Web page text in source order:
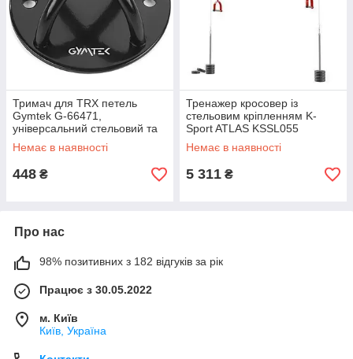
Тримач для TRX петель
Gymtek G-66471,
універсальний стельовий та
настінний GoodPlace -worry-
free-shopping-
Немає в наявності
448 ₴
Тренажер кросовер із
стельовим кріпленням K-
Sport ATLAS KSSL055
GoodPlace -worry-free-
shopping-
Немає в наявності
5 311 ₴
Про нас
98% позитивних з 182 відгуків за рік
Працює з 30.05.2022
м. Київ
Київ, Україна